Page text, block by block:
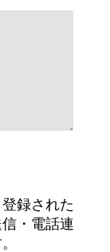
録された
・電話連